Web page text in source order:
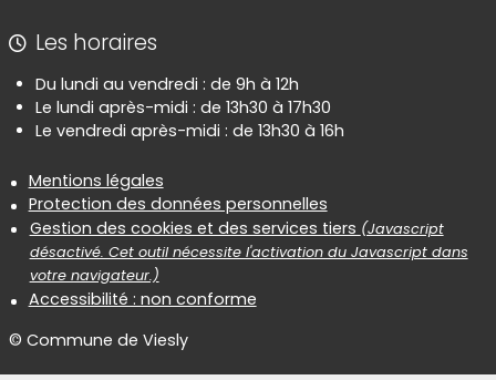
Les horaires
Du lundi au vendredi : de 9h à 12h
Le lundi après-midi : de 13h30 à 17h30
Le vendredi après-midi : de 13h30 à 16h
Informations réglementaires
Mentions légales
Protection des données personnelles
Gestion des cookies et des services tiers (Javascript
désactivé. Cet outil nécessite l'activation du Javascript dans
votre navigateur.)
Accessibilité : non conforme
© Commune de Viesly